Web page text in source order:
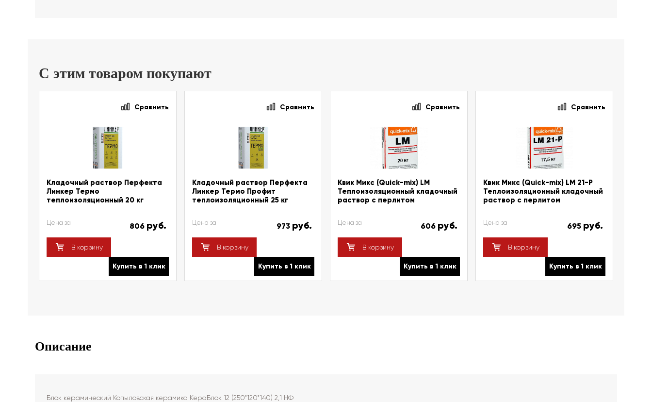
С этим товаром покупают
Сравнить
Кладочный раствор Перфекта
Линкер Термо
теплоизоляционный 20 кг
Цена за 806 руб.
В корзину
Купить в 1 клик
Сравнить
Кладочный раствор Перфекта
Линкер Термо Профит
теплоизоляционный 25 кг
Цена за 973 руб.
В корзину
Купить в 1 клик
Сравнить
Квик Микс (Quick-mix) LM
Теплоизоляционный кладочный
раствор с перлитом
Цена за 606 руб.
В корзину
Купить в 1 клик
Сравнить
Квик Микс (Quick-mix) LM 21-P
Теплоизоляционный кладочный
раствор с перлитом
Цена за 695 руб.
В корзину
Купить в 1 клик
Описание
Блок керамический Копыловская керамика КераБлок 12 (250*120*140) 2,1 НФ